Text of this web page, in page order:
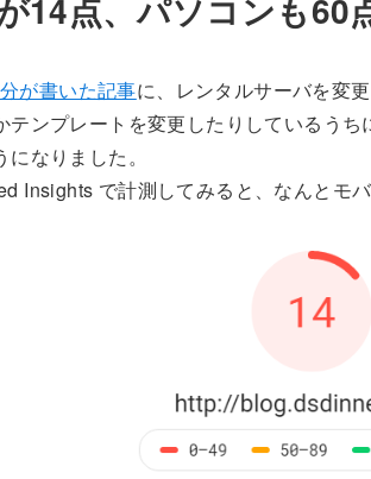
14点、パソコンも60
が書いた記事に、レンタルサーバを変
テンプレートを変更したりしているう
なりました。
Insights で計測してみると、なんとモバ